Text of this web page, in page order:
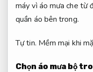
máy vì áo mưa che từ
quần áo bên trong.
Tự tin. Mềm mại khi
Chọn áo mưa bộ